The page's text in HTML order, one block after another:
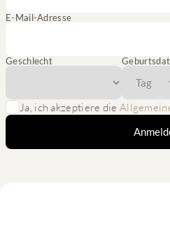
E-Mail-Adresse
Geschlecht
Ja, ich akzeptiere die